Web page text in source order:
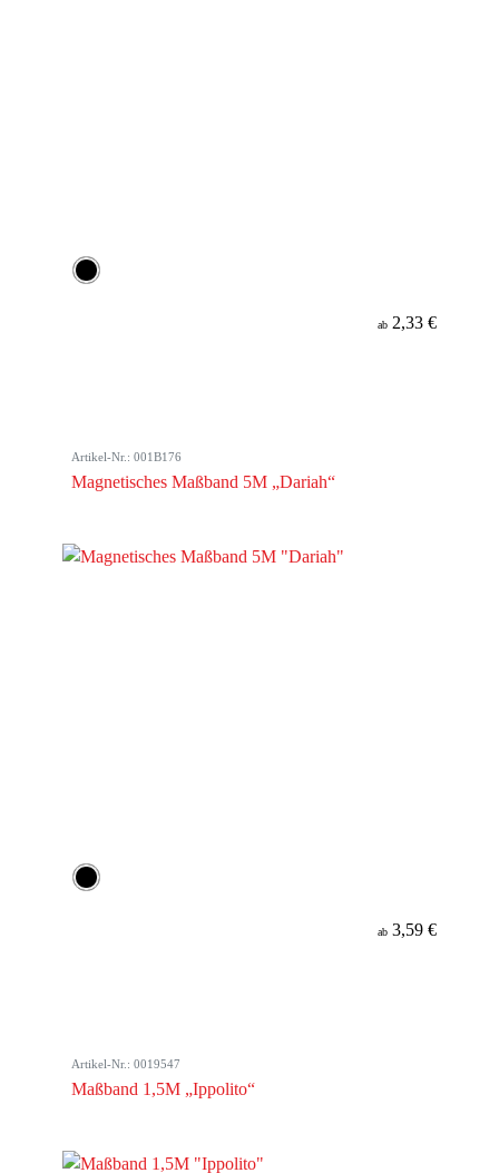
ab 2,33 €
Artikel-Nr.: 001B176
Magnetisches Maßband 5M „Dariah“
ab 3,59 €
Artikel-Nr.: 0019547
Maßband 1,5M „Ippolito“